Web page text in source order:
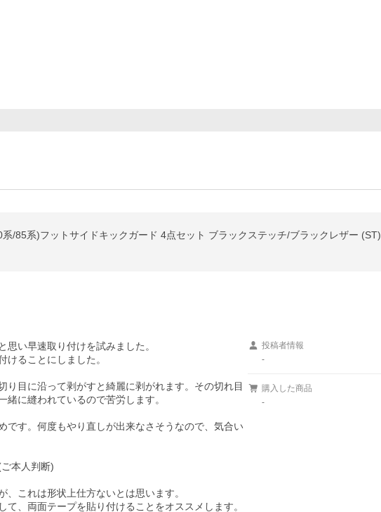
系/85系)フットサイドキックガード 4点セット ブラックステッチ/ブラックレザー (ST)
い早速取り付けを試みました。
けることにしました。
目に沿って剥がすと綺麗に剥がれます。その切れ目
に縫われているので苦労します。
です。何度もやり直しが出来なさそうなので、気合い
本人判断)
これは形状上仕方ないとは思います。
、両面テープを貼り付けることをオススメします。
投稿者情報
-
購入した商品
-